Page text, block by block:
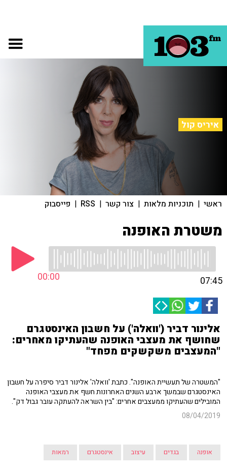
איריס קול
ראשי | תוכניות מלאות | צור קשר |
RSS
| פייסבוק
משטרת האופנה
00:00 07:45
אלינור דביר ('וואלה') על חשבון האינסטגרם
שחושף את מעצבי האופנה שהעתיקו מאחרים:
"המעצבים משקשקים מפחד"
"המשטרה של תעשיית האופנה". כתבת 'וואלה' אלינור דביר סיפרה על חשבון
האינסטגרם שבמשך ארבע השנים האחרונות חשף את מעצבי האופנה
המובילים שהעתיקו ממעצבים אחרים: "בין השראה להעתקה עובר גבול דק".
08/04/2019
אופנה בגדים עיצוב אינסטגרם רמאות